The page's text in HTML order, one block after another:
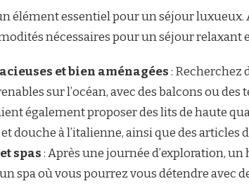
élément essentiel pour un séjour luxueux.
nécessaires pour un séjour relaxant
et bien aménagées: Recherchez
sur l’océan, avec des balcons ou des
également proposer des lits de haute
douche à l’italienne, ainsi que des articles
spas: Après une journée d’exploration,
spa où vous pourrez vous détendre avec